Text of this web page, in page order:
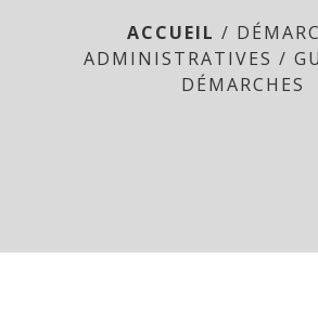
ACCUEIL /
ADMINISTRATIVES /
DÉMARCHES